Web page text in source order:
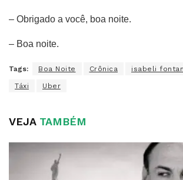
– Obrigado a você, boa noite.
– Boa noite.
Tags: Boa Noite Crônica isabeli
Táxi Uber
VEJATAMBÉM